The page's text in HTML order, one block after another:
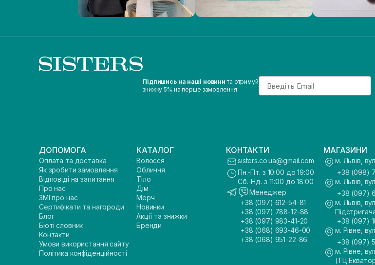
Підпишись на наші новини та отримуй
знижку 5% на перше замовлення
Email
ДОПОМОГА
Оплата та доставка
Як зробити замовлення
Відповіді на запитання
Про нас
ЗМІ про нас
Сертифікати та нагороди
Блог
Бюті словник
Контакти
Умови використання сайту
Політика конфіденційності
КАТАЛОГ
Волосся
Обличчя
Тіло
Дім
Мерч
Новинки
Акції та знижки
Бренди
КОНТАКТИ
sisters.co.ua@gmail.com
Пн.-Пт. з 10:00 до 19:00
Сб.-Нд. з 11:00 до 18:00
Менеджер
+38 (097) 612-54-81
+38 (097) 788-12-88
+38 (097) 983-41-20
+38 (068) 693-46-00
+38 (068) 951-22-86
МАГАЗИНИ
м. Львів,
+38 (098)
м. Львів,
+38 (097)
м. Львів,
+38 (097)
м. Рівне,
+38 (097)
м. Рівне,
(ТЦ